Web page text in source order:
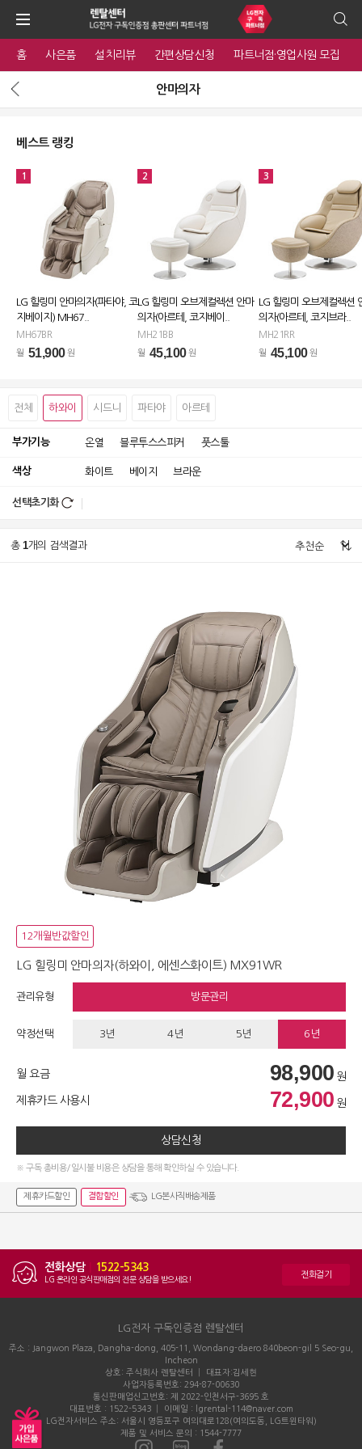
홈 사은품 설치리뷰 간편상담신청 파트너점·영업사원 모집
안마의자
베스트 랭킹
1
LG 힐링미 안마의자(파타야, 코
지베이지) MH67..
MH67BR
월 51,900 원
2
LG 힐링미 오브제컬렉션 안마
의자(아르테, 코지베이..
MH21BB
월 45,100 원
3
LG 힐링미 오브제컬렉션
의자(아르테, 코지브라..
MH21RR
월 45,100 원
전체 하와이 시드니 파타야 아르테
부가기능 온열 블루투스스피커 풋스툴
색상 화이트 베이지 브라운
선택초기화
총 1개의 검색결과
12개월반값할인
LG 힐링미 안마의자(하와이, 에센스화이트) MX91WR
관리유형 방문관리
약정선택 3년 4년 5년 6년
월 요금 98,900 원
제휴카드 사용시 72,900 원
상담신청
※ 구독 총비용/일시불 비용은 상담을 통해 확인하실 수 있습니다.
제휴카드할인 결합할인 LG본사직배송제품
전화상담 1522-5343
LG 온라인 공식판매점의 전문 상담을 받으세요! 전화걸기
LG전자 구독인증점 렌탈센터
주소 : Jangwon Plaza, Dangha-dong, 405-11, Wondang-daero 840beon-gil 5 Seo-gu,
Incheon
상호: 주식회사 렌탈센터 │ 대표자:김세현
사업자등록번호: 294-87-00630
통신판매업신고번호: 제 2022-인천서구-3695 호
대표번호 : 1522-5343 │ 이메일 : lgrental-114@naver.com
LG전자서비스 주소: 서울시 영등포구 여의대로128(여의도동, LG트윈타워)
제품 및 서비스 문의 : 1544-7777